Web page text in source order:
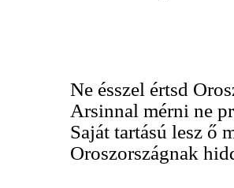
Ne ésszel értsd
Arsinnal mérni ne
Saját tartású lesz ő
Oroszországnak